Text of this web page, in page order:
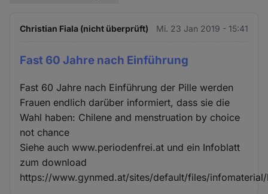
Christian Fiala (nicht überprüft) Mi. 23 Jan 2019 - 15:41
Fast 60 Jahre nach Einführung
Fast 60 Jahre nach Einführung der Pille werden
Frauen endlich darüber informiert, dass sie die
Wahl haben: Chilene and menstruation by choice
not chance
Siehe auch www.periodenfrei.at und ein Infoblatt
zum download
https://www.gynmed.at/sites/default/files/